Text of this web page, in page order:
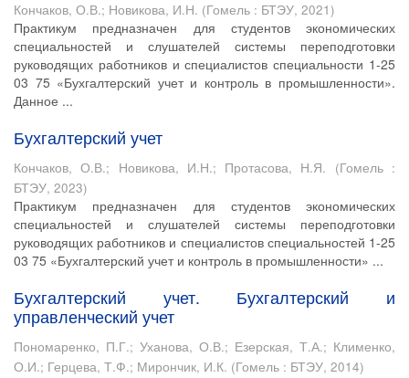
Кончаков, О.В.; Новикова, И.Н. (Гомель : БТЭУ, 2021)
Практикум предназначен для студентов экономических
специальностей и слушателей системы переподготовки
руководящих работников и специалистов специальности 1-25
03 75 «Бухгалтерский учет и контроль в промышленности».
Данное ...
Бухгалтерский учет
Кончаков, О.В.; Новикова, И.Н.; Протасова, Н.Я. (Гомель :
БТЭУ, 2023)
Практикум предназначен для студентов экономических
специальностей и слушателей системы переподготовки
руководящих работников и специалистов специальностей 1-25
03 75 «Бухгалтерский учет и контроль в промышленности» ...
Бухгалтерский учет. Бухгалтерский и
управленческий учет
Пономаренко, П.Г.; Уханова, О.В.; Езерская, Т.А.; Клименко,
О.И.; Герцева, Т.Ф.; Мирончик, И.К. (Гомель : БТЭУ, 2014)